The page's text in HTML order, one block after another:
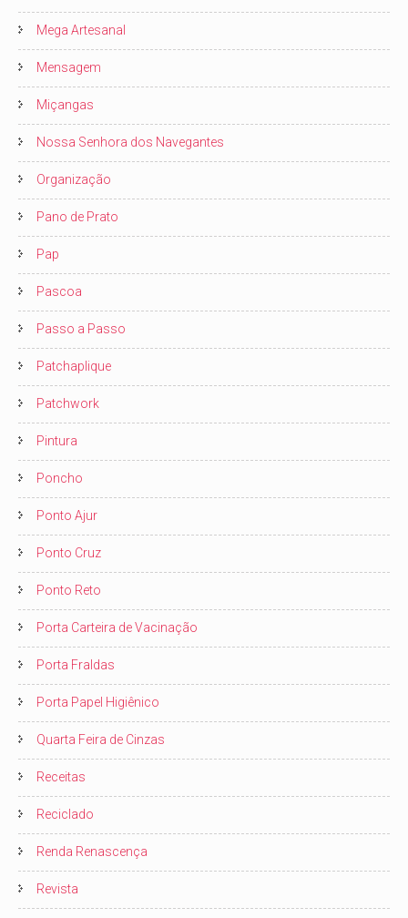
Mega Artesanal
Mensagem
Miçangas
Nossa Senhora dos Navegantes
Organização
Pano de Prato
Pap
Pascoa
Passo a Passo
Patchaplique
Patchwork
Pintura
Poncho
Ponto Ajur
Ponto Cruz
Ponto Reto
Porta Carteira de Vacinação
Porta Fraldas
Porta Papel Higiênico
Quarta Feira de Cinzas
Receitas
Reciclado
Renda Renascença
Revista